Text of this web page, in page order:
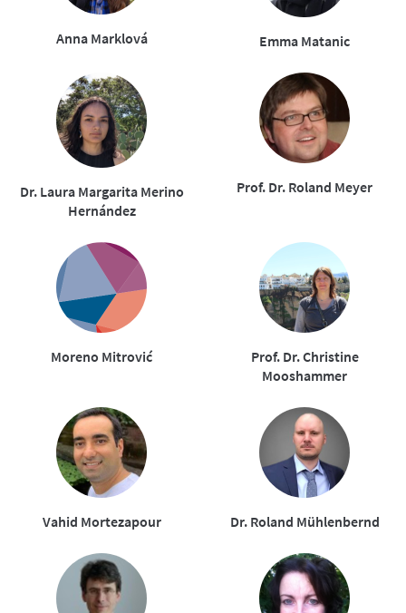
Anna Marklová Emma Matanic
Dr. Laura Margarita Merino
Hernández
Prof. Dr. Roland Meyer
Moreno Mitrović
Prof. Dr. Christine
Mooshammer
Vahid Mortezapour Dr. Roland Mühlenbernd